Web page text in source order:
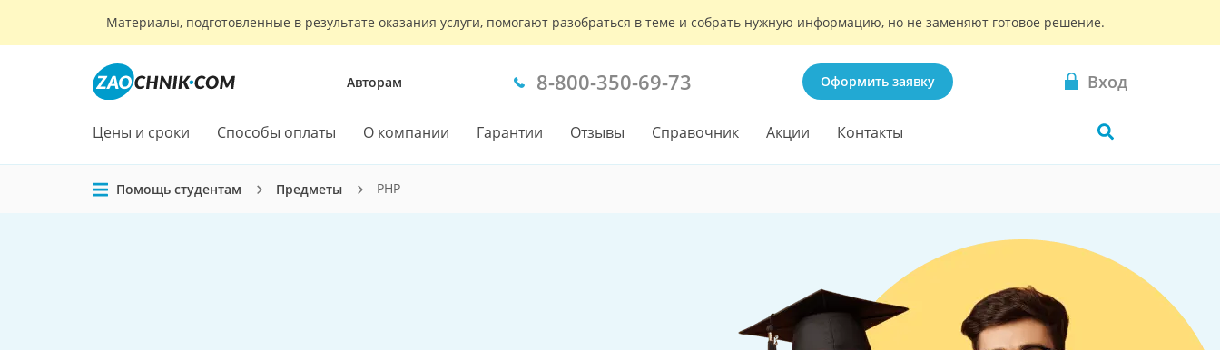
Материалы, подготовленные в результате оказания услуги, помогают разобраться в теме и собрать нужную информацию, но не заменяют готовое решение.
Авторам 8-800-350-69-73 Оформить заявку Вход
Цены и сроки Способы оплаты О компании Гарантии Отзывы Справочник Акции Контакты
Помощь студентам Предметы PHP